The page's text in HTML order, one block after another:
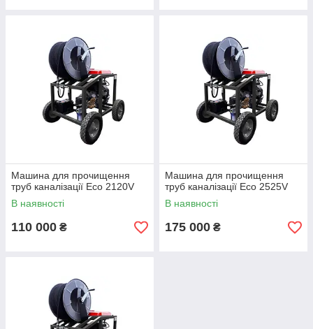
Машина для прочищення
труб каналізації Eco 2120V
В наявності
110 000 ₴
Машина для прочищення
труб каналізації Eco 2525V
В наявності
175 000 ₴